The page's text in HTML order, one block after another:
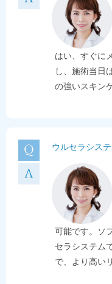
はい、すぐに
し、施術当日
の強いスキン
ウルセラシス
可能です。ソ
セラシステム
で、より高い